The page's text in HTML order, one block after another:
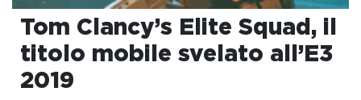
Tom Clancy’s Elite Squad, il
titolo mobile svelato all’E3
2019